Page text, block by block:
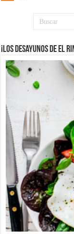
¡Los desayunos de El